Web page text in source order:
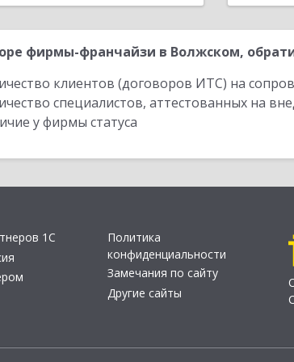
фирмы-франчайзи в Волжском,
клиентов (договоров ИТС) на
специалистов, аттестованных на
у фирмы статуса
1С
Политика
конфиденциальности
Замечания по сайту
Другие сайты